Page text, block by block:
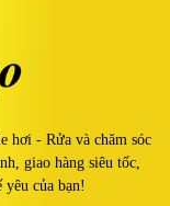
hơi - Rửa và chăm sóc
giao hàng siêu tốc,
của bạn!